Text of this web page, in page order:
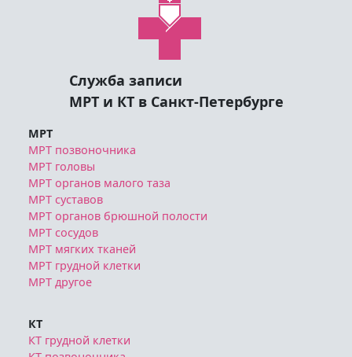
Служба записи
МРТ и КТ в Санкт-Петербурге
МРТ
МРТ позвоночника
МРТ головы
МРТ органов малого таза
МРТ суставов
МРТ органов брюшной полости
МРТ сосудов
МРТ мягких тканей
МРТ грудной клетки
МРТ другое
КТ
КТ грудной клетки